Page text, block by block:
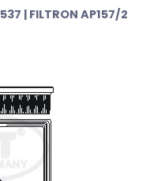
| FILTRON AP157/2